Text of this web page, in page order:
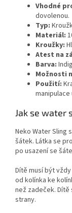
Vhodné
dovolenou.
Typ:
Materiál:
Kroužky:
Atest na
Barva:
Možnosti
Použití:
manipulace
Jak se water
Neko Water Sling
šátek. Látka se
po usazení se
Dítě musí být
od kolínka ke
než zadeček.
strany.